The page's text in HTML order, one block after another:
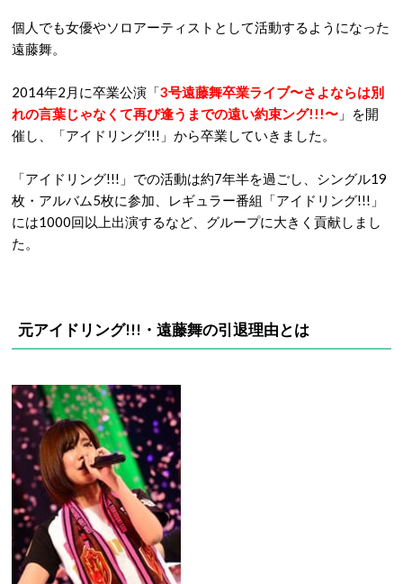
個人でも女優やソロアーティストとして活動するようになった
遠藤舞。
2014年2月に卒業公演「3号遠藤舞卒業ライブ〜さよならは別
れの言葉じゃなくて再び逢うまでの遠い約束ング!!!〜 」を開
催し、「アイドリング!!!」から卒業していきました。
「アイドリング!!!」での活動は約7年半を過ごし、シングル19
枚・アルバム5枚に参加、レギュラー番組「アイドリング!!!」
には1000回以上出演するなど、グループに大きく貢献しまし
た。
元アイドリング!!!・遠藤舞の引退理由とは